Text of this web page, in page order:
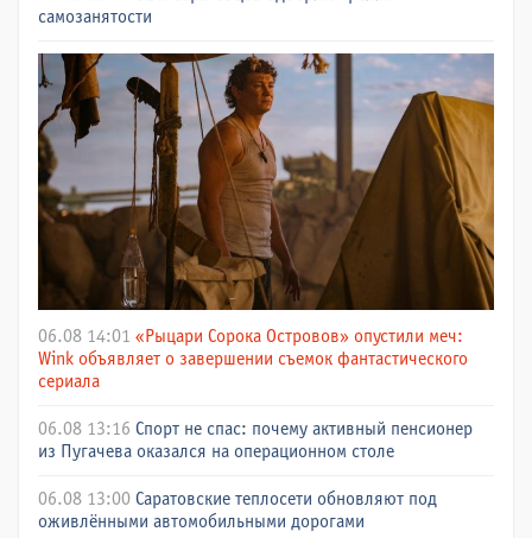
самозанятости
06.08 14:01 «Рыцари Сорока Островов» опустили меч:
Wink объявляет о завершении съемок фантастического
сериала
06.08 13:16 Спорт не спас: почему активный пенсионер
из Пугачева оказался на операционном столе
06.08 13:00 Саратовские теплосети обновляют под
оживлёнными автомобильными дорогами